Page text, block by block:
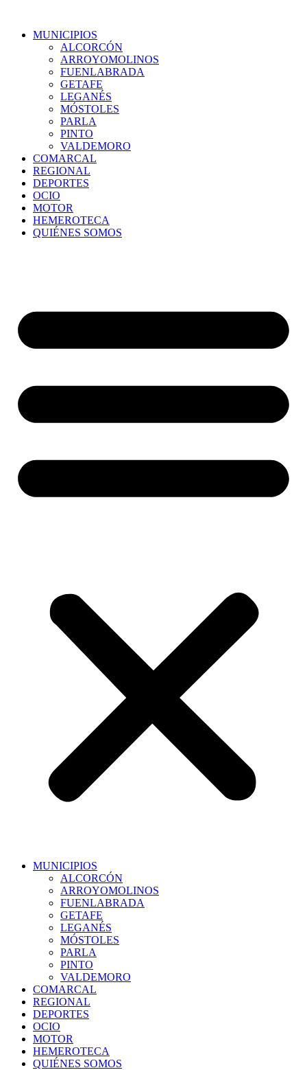
MUNICIPIOS
ALCORCÓN
ARROYOMOLINOS
FUENLABRADA
GETAFE
LEGANÉS
MÓSTOLES
PARLA
PINTO
VALDEMORO
COMARCAL
REGIONAL
DEPORTES
OCIO
MOTOR
HEMEROTECA
QUIÉNES SOMOS
MUNICIPIOS
ALCORCÓN
ARROYOMOLINOS
FUENLABRADA
GETAFE
LEGANÉS
MÓSTOLES
PARLA
PINTO
VALDEMORO
COMARCAL
REGIONAL
DEPORTES
OCIO
MOTOR
HEMEROTECA
QUIÉNES SOMOS